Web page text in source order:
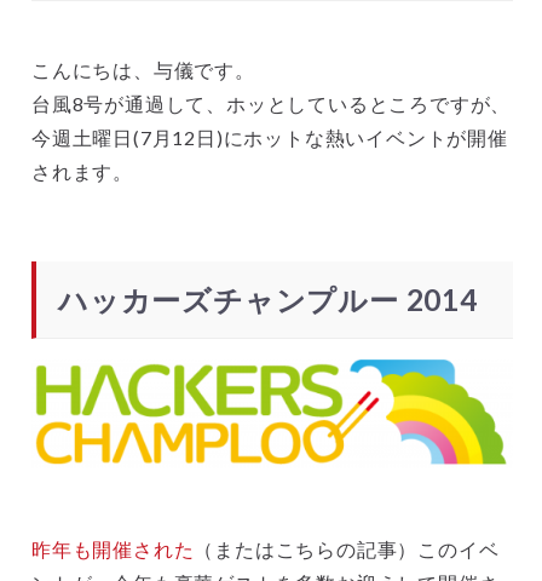
こんにちは、与儀です。
台風8号が通過して、ホッとしているところですが、
今週土曜日(7月12日)にホットな熱いイベントが開催
されます。
ハッカーズチャンプルー 2014
昨年も開催された
（またはこちらの記事）このイベ